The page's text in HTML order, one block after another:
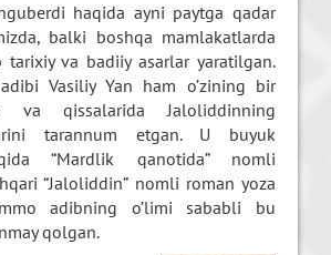
haqida ayni paytga qadar
balki boshqa mamlakatlarda
tarixiy va badiiy asarlar yaratilgan.
Vasiliy Yan ham o’zining bir
va qissalarida Jaloliddinning
tarannum etgan. U buyuk
“Mardlik qanotida” nomli
“Jaloliddin” nomli roman yoza
adibning o’limi sababli bu
qolgan.